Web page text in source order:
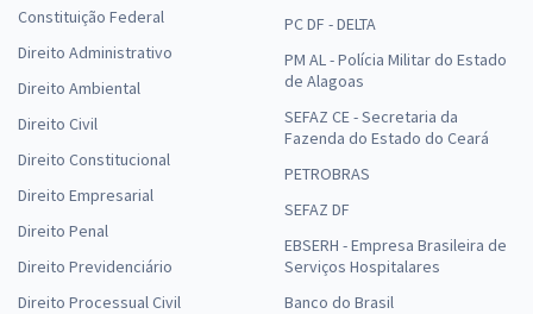
Constituição Federal
Direito Administrativo
Direito Ambiental
Direito Civil
Direito Constitucional
Direito Empresarial
Direito Penal
Direito Previdenciário
Direito Processual Civil
PC DF - DELTA
PM AL - Polícia Militar do Estado
de Alagoas
SEFAZ CE - Secretaria da
Fazenda do Estado do Ceará
PETROBRAS
SEFAZ DF
EBSERH - Empresa Brasileira de
Serviços Hospitalares
Banco do Brasil